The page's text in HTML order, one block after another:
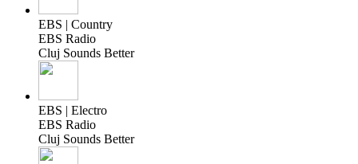
EBS | Country
EBS Radio
Cluj Sounds Better
EBS | Electro
EBS Radio
Cluj Sounds Better